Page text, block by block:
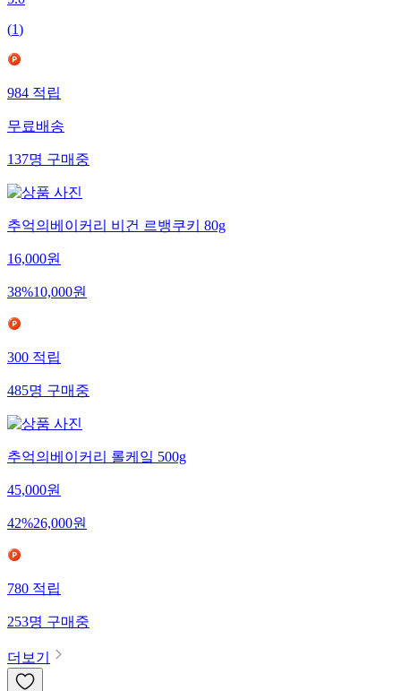
5.0
(1)
984적립
무료배송
137명구매중
추억의베이커리 비건 르뱅쿠키 80g
16,000원
38%10,000원
300적립
485명구매중
추억의베이커리 롤케잌 500g
45,000원
42%26,000원
780적립
253명구매중
더보기